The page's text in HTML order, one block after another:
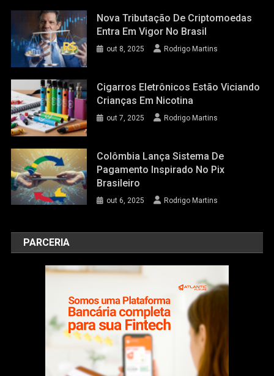
Nova Tributação De Criptomoedas
Entra Em Vigor No Brasil
out 8, 2025 Rodrigo Martins
Cigarros Eletrônicos Estão Viciando
Crianças Em Nicotina
out 7, 2025 Rodrigo Martins
Colômbia Lança Sistema De
Pagamento Inspirado No Pix
Brasileiro
out 6, 2025 Rodrigo Martins
PARCERIA